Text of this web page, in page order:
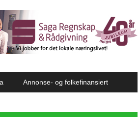
Annonse- og folkefinansiert